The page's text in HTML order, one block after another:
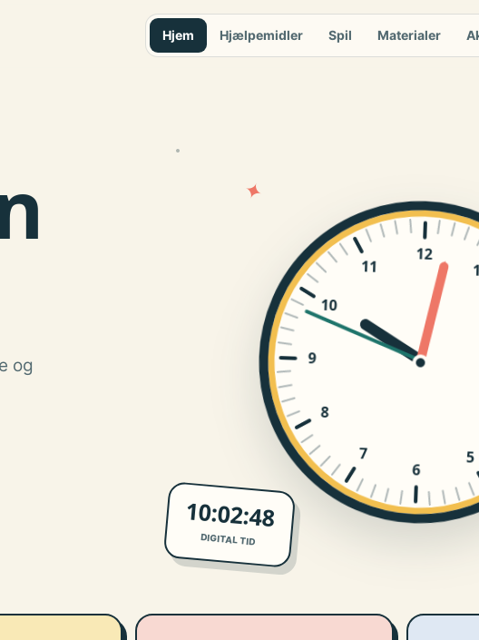
Hjem Hjælpemidler Spil Materialer
og
10:02:49
DIGITAL TID
1
5
6
7
8
9
10
11
12
✦